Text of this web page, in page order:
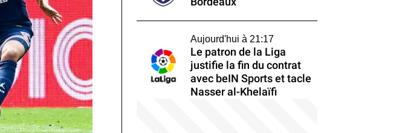
Aujourd'hui à 21:17
Le patron de la Liga
justifie la fin du contrat
avec beIN Sports et tacle
Nasser al-Khelaïfi